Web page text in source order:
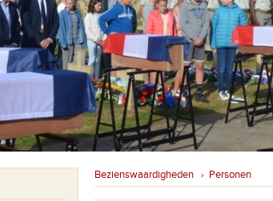
Bezienswaardigheden › Personen